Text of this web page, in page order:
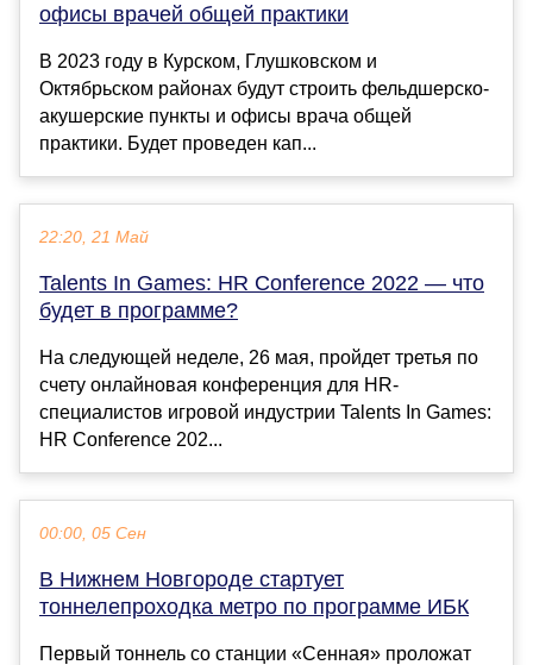
офисы врачей общей практики
В 2023 году в Курском, Глушковском и
Октябрьском районах будут строить фельдшерско-
акушерские пункты и офисы врача общей
практики. Будет проведен кап...
22:20, 21 Май
Talents In Games: HR Conference 2022 — что
будет в программе?
На следующей неделе, 26 мая, пройдет третья по
счету онлайновая конференция для HR-
специалистов игровой индустрии Talents In Games:
HR Conference 202...
00:00, 05 Сен
В Нижнем Новгороде стартует
тоннелепроходка метро по программе ИБК
Первый тоннель со станции «Сенная» проложат